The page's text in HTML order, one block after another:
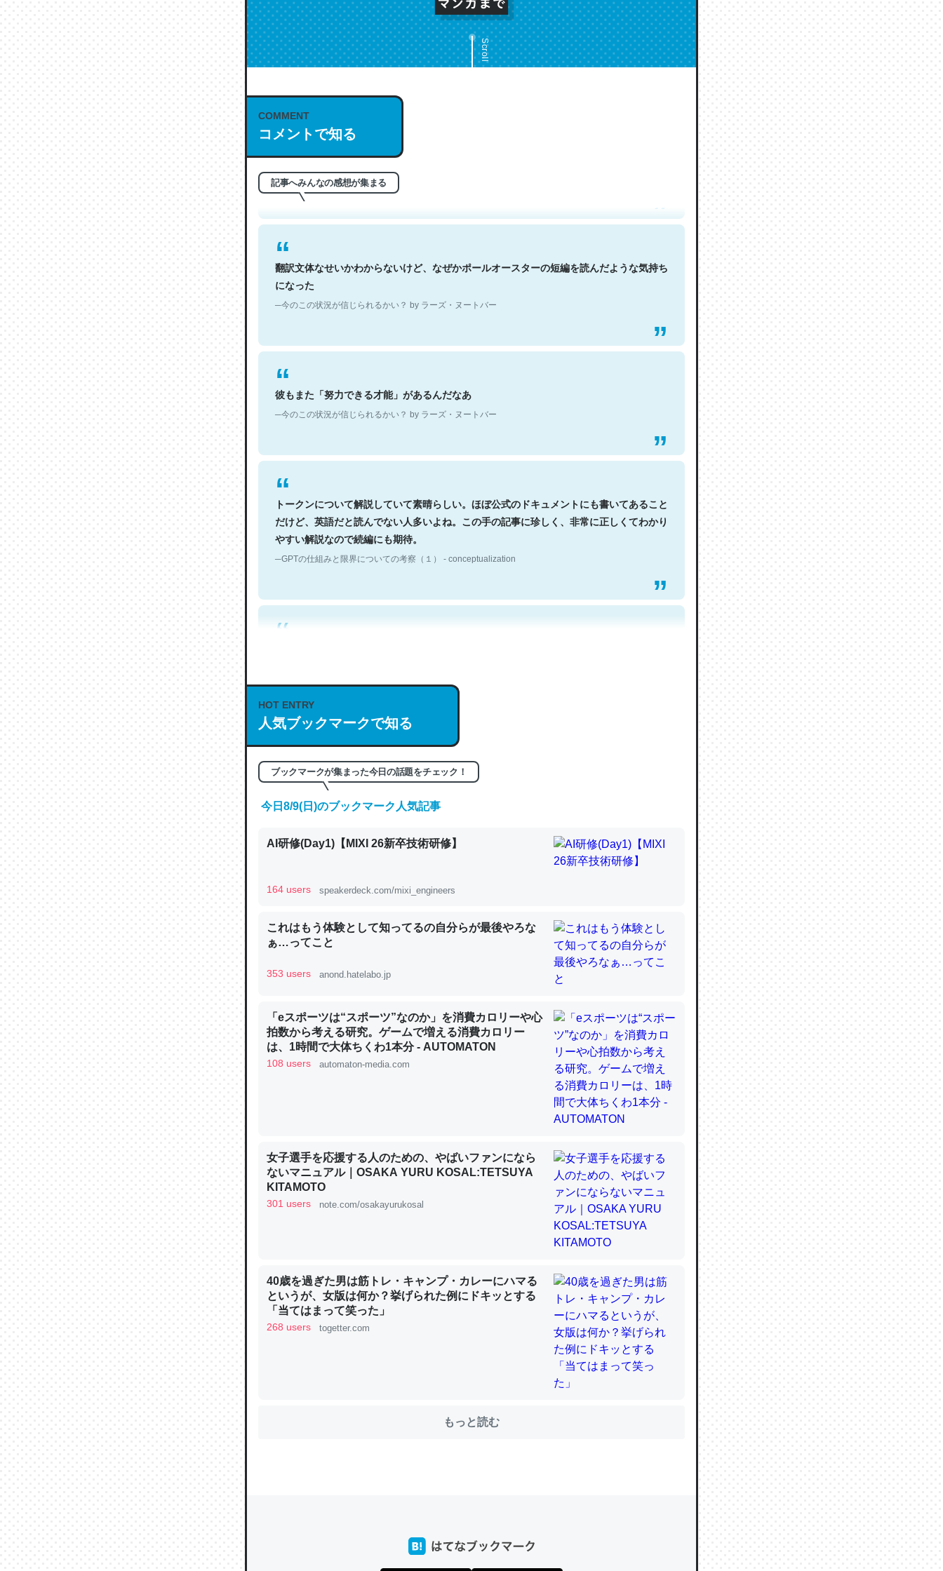
Scroll
COMMENT
コメントで知る
記事へみんなの感想が集まる
これは名文。彼はとてもクレバーなんだろうなと凄く思う。英語少しでも読める人は原文
もお勧め。自分はこの流れ好き。Let’s Fucking Go. Then Covid hit. Shit.
翻訳文体なせいかわからないけど、なぜかポールオースターの短編を読んだような気持ち
になった
─今のこの状況が信じられるかい？ by ラーズ・ヌートバー
彼もまた「努力できる才能」があるんだなあ
─今のこの状況が信じられるかい？ by ラーズ・ヌートバー
トークンについて解説していて素晴らしい。ほぼ公式のドキュメントにも書いてあること
だけど、英語だと読んでない人多いよね。この手の記事に珍しく、非常に正しくてわかり
やすい解説なので続編にも期待。
─GPTの仕組みと限界についての考察（１） - conceptualization
これは良記事。32768トークンだと英語小説100ページ分くらい。小説でいう「ずっと前
の伏線」は回収されないけど、短期記憶というには多い分量。進化すればするほど分かり
の600分の1程度。
─ニュース :: 【研究発表】昆虫学の大問題＝「昆虫はなぜ海にいないのか」に関する新仮説
論文では「淡水はカルシウムも酸素も不足してて両方に不利だから両方が拮抗してるので
は」とあって面白い。海にいる鋏角類（カブトガニ・ウミグモ）はカルシウムを使わずキ
チンを強化してる筈だが、酵素が違うのか？
─ニュース :: 【研究発表】昆虫学の大問題＝「昆虫はなぜ海にいないのか」に関する新仮説
これを元に考えるとカルシウムを大量に使う脊椎動物と貝類は苦労してるんだな…。腹足
類だと殻を無くしてナメクジになったり努力してるし。
─ニュース :: 【研究発表】昆虫学の大問題＝「昆虫はなぜ海にいないのか」に関する新仮説
ウチもEchoを実家に置いて４年。でたまに覗いてる。ぼちぼちRingも置こうかと画策
中。あと、Googleマップで位置情報を共有してる。電池残量や充電中かが分かるのでこ
─たまにLINEするくらいだった遠方の父67歳と僕。ITツール導入でコミュニケーションが劇的に変化し
HOT ENTRY
人気ブックマークで知る
ブックマークが集まった今日の話題をチェック！
今日8/9(日)のブックマーク人気記事
AI研修(Day1)【MIXI 26新卒技術研修】
164 users speakerdeck.com/mixi_engineers
これはもう体験として知ってるの自分らが最後やろな
ぁ…ってこと
353 users anond.hatelabo.jp
「eスポーツは“スポーツ”なのか」を消費カロリーや心
拍数から考える研究。ゲームで増える消費カロリー
は、1時間で大体ちくわ1本分 - AUTOMATON
108 users automaton-media.com
女子選手を応援する人のための、やばいファンになら
ないマニュアル｜OSAKA YURU KOSAL:TETSUYA
KITAMOTO
301 users note.com/osakayurukosal
40歳を過ぎた男は筋トレ・キャンプ・カレーにハマる
というが、女版は何か？挙げられた例にドキッとする
「当てはまって笑った」
268 users togetter.com
もっと読む